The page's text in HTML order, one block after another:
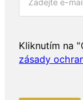
Kliknutím na
zásady